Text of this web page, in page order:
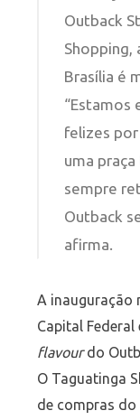
Outback
Shopping,
Brasília é
“Estamos
felizes por
uma
sempre
Outback
afirma.
A inauguração
Capital
flavourdo
O Taguatinga
de compras